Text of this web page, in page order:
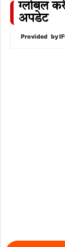
ग्लोबल
अपडेट
Provided by